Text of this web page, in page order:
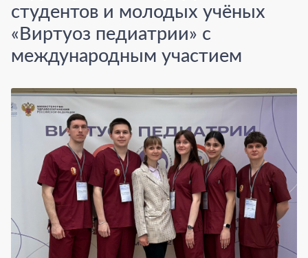
студентов и молодых учёных
«Виртуоз педиатрии» с
международным участием
Шестой Всероссийский